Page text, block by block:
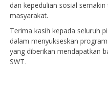
dan kepedulian sosial
masyarakat.
Terima kasih kepada seluruh
dalam menyukseskan
yang diberikan mendapatkan
SWT.